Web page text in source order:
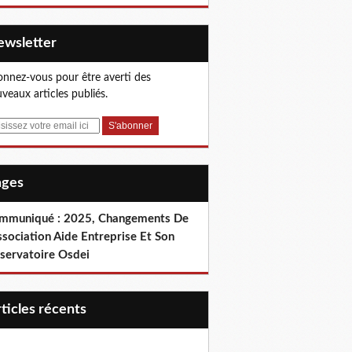
vous pour être averti des
articles publiés.
: 2025, Changements De
Aide Entreprise Et Son
Osdei
récents